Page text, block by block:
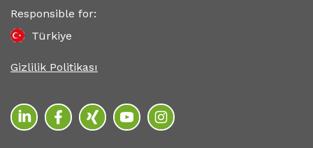
Responsible for:
Türkiye
Gizlilik Politikası